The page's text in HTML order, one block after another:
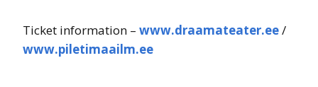
Ticket information – www.draamateater.ee/
www.piletimaailm.ee